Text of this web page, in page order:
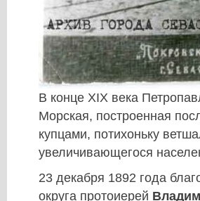
В конце ХΙХ века
Морская, построенная
купцами, потихоньку
увеличивающегося
23 декабря 1892 года
округа протоиерей